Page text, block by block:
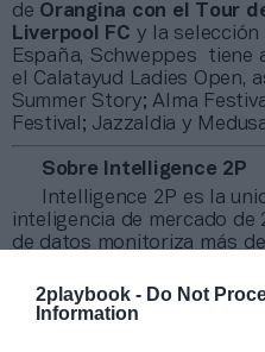
2playbook - Do Not
Information
de Orangina con el Tour
Liverpool FC y la
España, Schweppes tiene
el Calatayud Ladies Open,
Summer Story; Alma
Festival; Jazzaldia y
Sobre Intelligence 2P
Intelligence 2P es la
inteligencia de mercado
de datos monitoriza más
español y más de 8.000 a
competiciones